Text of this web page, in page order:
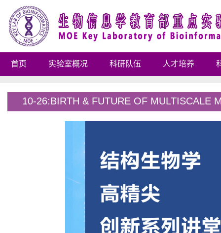
首页 实验室概况 科研队伍 人才培养
10-26:BIRTH & FUTURE OF MULTISCALE